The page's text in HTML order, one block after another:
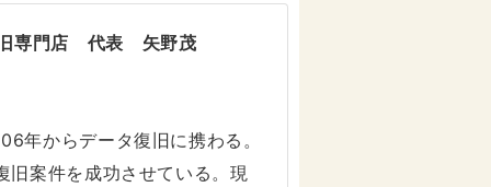
旧専門店 代表 矢野茂
年からデータ復旧に携わる。
案件を成功させている。現